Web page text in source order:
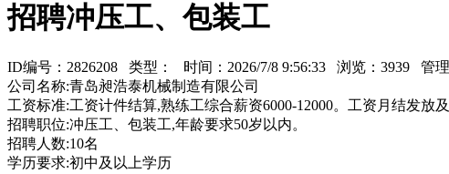
招聘冲压工、包装工
ID编号：2826208 类型： 时间：2026/7/8 9:56:33 浏览：3939 管理
公司名称:青岛昶浩泰机械制造有限公司
工资标准:工资计件结算,熟练工综合薪资6000-12000。工资月结发
招聘职位:冲压工、包装工,年龄要求50岁以内。
招聘人数:10名
学历要求:初中及以上学历